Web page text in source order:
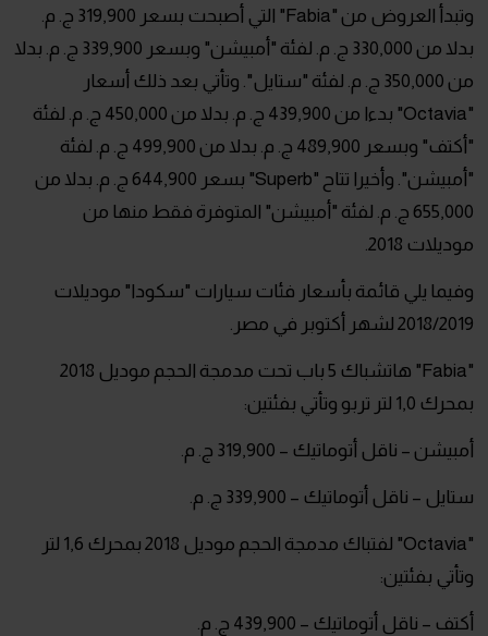
وتبدأ العروض من "Fabia" التي أصبحت بسعر 319,900 ج. م.
بدلا من 330,000 ج. م. لفئة "أمبيشن" وبسعر 339,900 ج. م. بدلا
من 350,000 ج. م. لفئة "ستايل". وتأتي بعد ذلك أسعار
"Octavia" بدءا من 439,900 ج. م. بدلا من 450,000 ج. م. لفئة
"أكتف" وبسعر 489,900 ج. م. بدلا من 499,900 ج. م. لفئة
"أمبيشن". وأخيرا تتاح "Superb" بسعر 644,900 ج. م. بدلا من
655,000 ج. م. لفئة "أمبيشن" المتوفرة فقط منها من
موديلات 2018.
وفيما يلي قائمة بأسعار فئات سيارات "سكودا" موديلات
2018/2019 لشهر أكتوبر في مصر.
"Fabia" هاتشباك 5 باب تحت مدمجة الحجم موديل 2018
بمحرك 1,0 لتر تربو وتأتي بفئتين:
أمبيشن – ناقل أتوماتيك – 319,900 ج. م.
ستايل – ناقل أتوماتيك – 339,900 ج. م.
"Octavia" لفتباك مدمجة الحجم موديل 2018 بمحرك 1,6 لتر
وتأتي بفئتين:
أكتف – ناقل أتوماتيك – 439,900 ج. م.